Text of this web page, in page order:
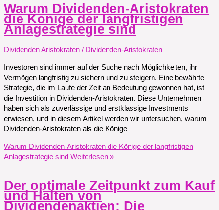
Warum Dividenden-Aristokraten
die Könige der langfristigen
Anlagestrategie sind
Dividenden Aristokraten / Dividenden-Aristokraten
Investoren sind immer auf der Suche nach Möglichkeiten, ihr
Vermögen langfristig zu sichern und zu steigern. Eine bewährte
Strategie, die im Laufe der Zeit an Bedeutung gewonnen hat, ist
die Investition in Dividenden-Aristokraten. Diese Unternehmen
haben sich als zuverlässige und erstklassige Investments
erwiesen, und in diesem Artikel werden wir untersuchen, warum
Dividenden-Aristokraten als die Könige
Warum Dividenden-Aristokraten die Könige der langfristigen
Anlagestrategie sind Weiterlesen »
Der optimale Zeitpunkt zum Kauf
und Halten von
Dividendenaktien: Die